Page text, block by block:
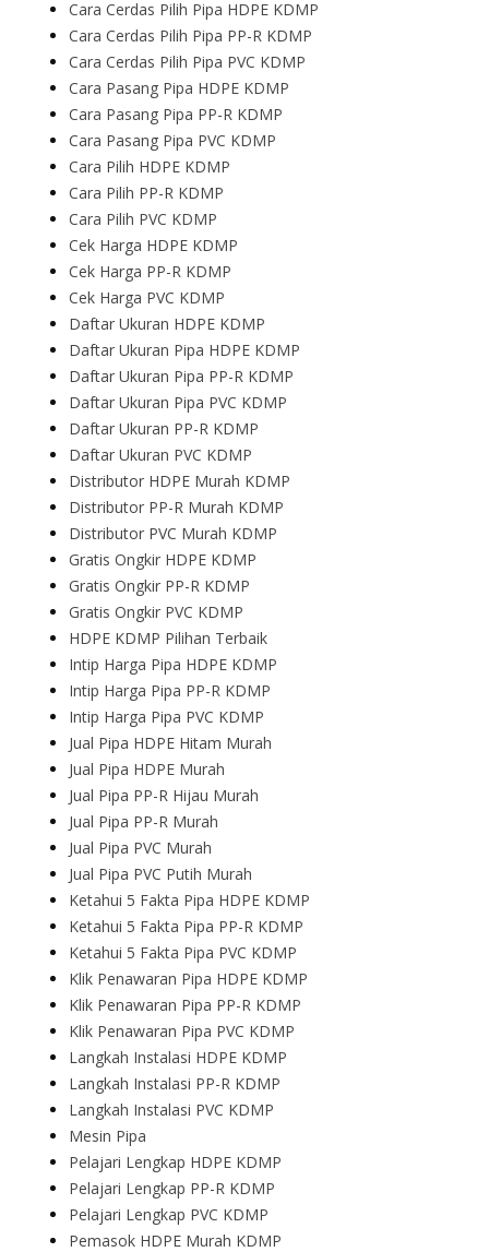
Cara Cerdas Pilih Pipa HDPE KDMP
Cara Cerdas Pilih Pipa PP-R KDMP
Cara Cerdas Pilih Pipa PVC KDMP
Cara Pasang Pipa HDPE KDMP
Cara Pasang Pipa PP-R KDMP
Cara Pasang Pipa PVC KDMP
Cara Pilih HDPE KDMP
Cara Pilih PP-R KDMP
Cara Pilih PVC KDMP
Cek Harga HDPE KDMP
Cek Harga PP-R KDMP
Cek Harga PVC KDMP
Daftar Ukuran HDPE KDMP
Daftar Ukuran Pipa HDPE KDMP
Daftar Ukuran Pipa PP-R KDMP
Daftar Ukuran Pipa PVC KDMP
Daftar Ukuran PP-R KDMP
Daftar Ukuran PVC KDMP
Distributor HDPE Murah KDMP
Distributor PP-R Murah KDMP
Distributor PVC Murah KDMP
Gratis Ongkir HDPE KDMP
Gratis Ongkir PP-R KDMP
Gratis Ongkir PVC KDMP
HDPE KDMP Pilihan Terbaik
Intip Harga Pipa HDPE KDMP
Intip Harga Pipa PP-R KDMP
Intip Harga Pipa PVC KDMP
Jual Pipa HDPE Hitam Murah
Jual Pipa HDPE Murah
Jual Pipa PP-R Hijau Murah
Jual Pipa PP-R Murah
Jual Pipa PVC Murah
Jual Pipa PVC Putih Murah
Ketahui 5 Fakta Pipa HDPE KDMP
Ketahui 5 Fakta Pipa PP-R KDMP
Ketahui 5 Fakta Pipa PVC KDMP
Klik Penawaran Pipa HDPE KDMP
Klik Penawaran Pipa PP-R KDMP
Klik Penawaran Pipa PVC KDMP
Langkah Instalasi HDPE KDMP
Langkah Instalasi PP-R KDMP
Langkah Instalasi PVC KDMP
Mesin Pipa
Pelajari Lengkap HDPE KDMP
Pelajari Lengkap PP-R KDMP
Pelajari Lengkap PVC KDMP
Pemasok HDPE Murah KDMP